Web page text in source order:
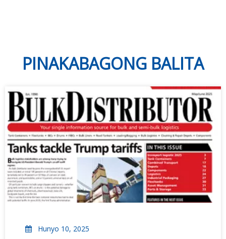
PINAKABAGONG BALITA
Hunyo 10, 2025